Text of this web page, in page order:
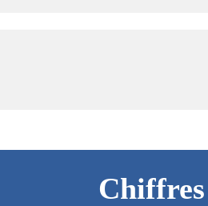
Chiffres